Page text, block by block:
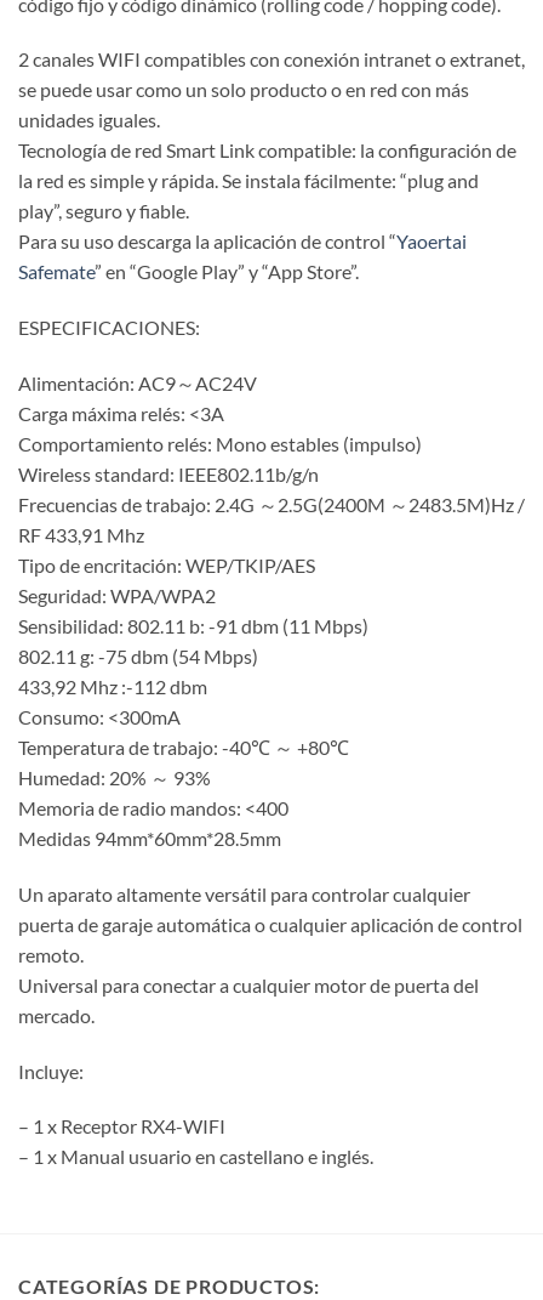
2 canales WIFI compatibles con conexión intranet o extranet,
se puede usar como un solo producto o en red con más
unidades iguales.
Tecnología de red Smart Link compatible: la configuración de
la red es simple y rápida. Se instala fácilmente: “plug and
play”, seguro y fiable.
Para su uso descarga la aplicación de control “Yaoertai
Safemate” en “Google Play” y “App Store”.
ESPECIFICACIONES:
Alimentación: AC9～AC24V
Carga máxima relés: <3A
Comportamiento relés: Mono estables (impulso)
Wireless standard: IEEE802.11b/g/n
Frecuencias de trabajo: 2.4G ～2.5G(2400M ～2483.5M)Hz /
RF 433,91 Mhz
Tipo de encritación: WEP/TKIP/AES
Seguridad: WPA/WPA2
Sensibilidad: 802.11 b: -91 dbm (11 Mbps)
802.11 g: -75 dbm (54 Mbps)
433,92 Mhz :-112 dbm
Consumo: <300mA
Temperatura de trabajo: -40℃ ～ +80℃
Humedad: 20% ～ 93%
Memoria de radio mandos: <400
Medidas 94mm*60mm*28.5mm
Un aparato altamente versátil para controlar cualquier
puerta de garaje automática o cualquier aplicación de control
remoto.
Universal para conectar a cualquier motor de puerta del
mercado.
Incluye:
– 1 x Receptor RX4-WIFI
– 1 x Manual usuario en castellano e inglés.
CATEGORÍAS DE PRODUCTOS: